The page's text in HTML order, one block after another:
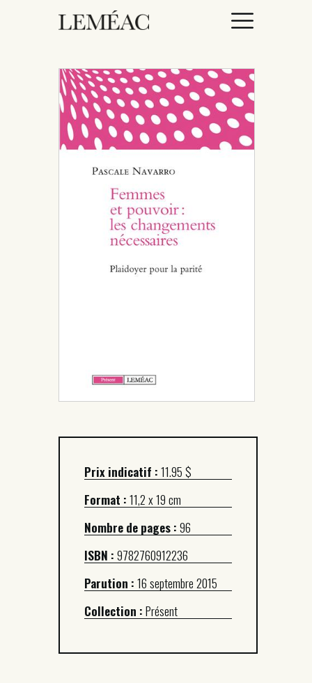
ACCUEIL
CATALOGUE
AUTEURICES
DROITS / RIGHTS
À PROPOS
Prix indicatif :11.95 $
Format :11,2 x 19 cm
Nombre de pages :96
ISBN :9782760912236
Parution :16 septembre 2015
Collection :Présent